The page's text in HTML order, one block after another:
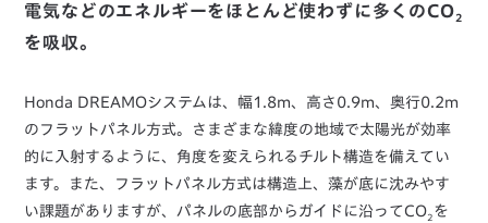
電気などのエネルギーをほとんど使わずに多くのCO 2
を吸収。
Honda DREAMOシステムは、幅1.8m、高さ0.9m、奥行0.2m
のフラットパネル方式。さまざまな緯度の地域で太陽光が効率
的に入射するように、角度を変えられるチルト構造を備えてい
ます。また、フラットパネル方式は構造上、藻が底に沈みやす
い課題がありますが、パネルの底部からガイドに沿ってCO2 を